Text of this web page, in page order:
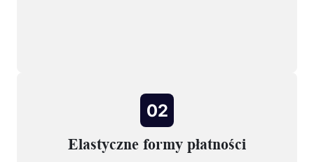
02
Elastyczne formy płatności